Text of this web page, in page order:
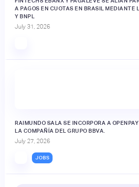
A PAGOS EN CUOTAS EN BRASIL MEDIANTE
Y BNPL
July 31, 2026
RAIMUNDO SALA SE INCORPORA A
LA COMPAÑÍA DEL GRUPO BBVA.
July 27, 2026
JOBS